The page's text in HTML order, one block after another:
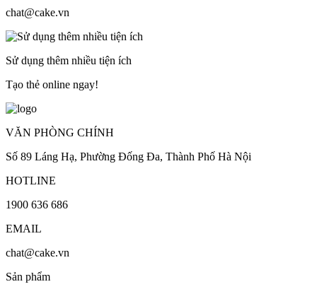
chat@cake.vn
Sử dụng thêm nhiều tiện ích
Tạo thẻ online ngay!
VĂN PHÒNG CHÍNH
Số 89 Láng Hạ, Phường Đống Đa, Thành Phố Hà Nội
HOTLINE
1900 636 686
EMAIL
chat@cake.vn
Sản phẩm